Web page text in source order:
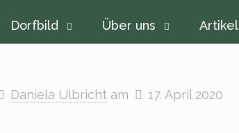
Dorfbild Über uns Artikel
Daniela Ulbricht am 17. April 2020